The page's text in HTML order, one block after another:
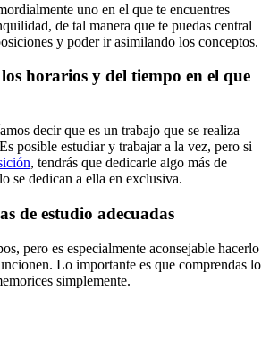
uno en el que te encuentres
de tal manera que te puedas central
y poder ir asimilando los conceptos.
horarios y del tiempo en el que
decir que es un trabajo que se realiza
posible estudiar y trabajar a la vez, pero si
, tendrás que dedicarle algo más de
se dedican a ella en exclusiva.
de estudio adecuadas
pero es especialmente aconsejable hacerlo
Lo importante es que comprendas lo
simplemente.